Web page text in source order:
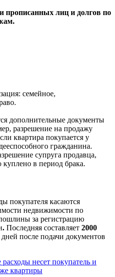
прописанных лиц и долгов по
семейное,
дополнительные документы
разрешение на продажу
квартира покупается у
гражданина.
супруга продавца,
в период брака.
покупателя касаются
недвижимости по
за регистрацию
. Последняя составляет 2000
после подачи документов
несет покупатель и
квартиры